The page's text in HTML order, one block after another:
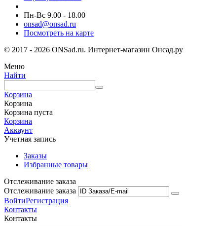
Пн-Вс 9.00 - 18.00
onsad@onsad.ru
Посмотреть на карте
© 2017 - 2026 ONSad.ru. Интернет-магазин Онсад.ру
Меню
Найти
Корзина
Корзина
Корзина пуста
Корзина
Аккаунт
Учетная запись
Заказы
Избранные товары
Отслеживание заказа
Отслеживание заказа
ВойтиРегистрация
Контакты
Контакты